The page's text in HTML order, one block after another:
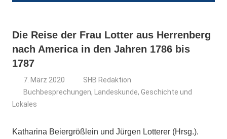
Die Reise der Frau Lotter aus Herrenberg
nach America in den Jahren 1786 bis
1787
7. März 2020
SHB Redaktion
Buchbesprechungen,
Landeskunde, Geschichte und
Lokales
Katharina Beiergrößlein und Jürgen Lotterer (Hrsg.).